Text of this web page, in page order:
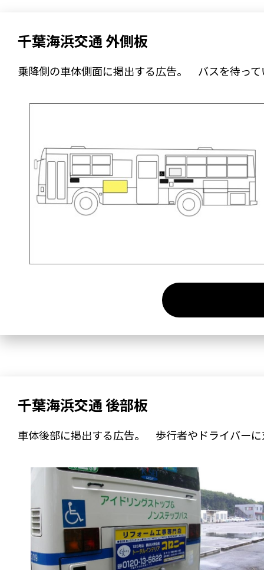
千葉海浜交通 外側板
乗降側の車体側面に掲出する広告。 バスを待っ
千葉海浜交通 後部板
車体後部に掲出する広告。 歩行者やドライバー